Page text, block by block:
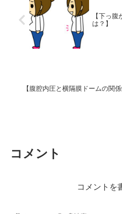
【下っ
は？】
【腹腔内圧と横隔膜ドームの関係
コメント
コメントを